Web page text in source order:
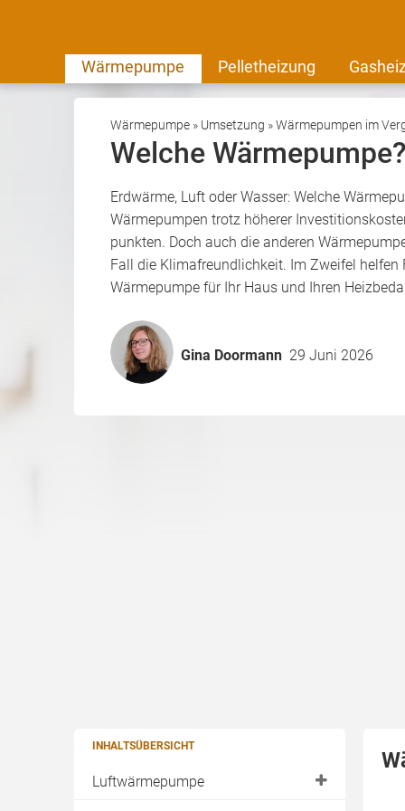
Wärmepumpe Pelletheizung
Wärmepumpe » Umsetzung »Wärmepumpen im
Welche
Erdwärme, Luft oder Wasser: Welche
Wärmepumpen trotz höherer
punkten. Doch auch die anderen
Fall die Klimafreundlichkeit. Im Zweifel helfen
Wärmepumpe für Ihr Haus und Ihren
Gina Doormann 29 Juni 2026
INHALTSÜBERSICHT
Luftwärmepumpe